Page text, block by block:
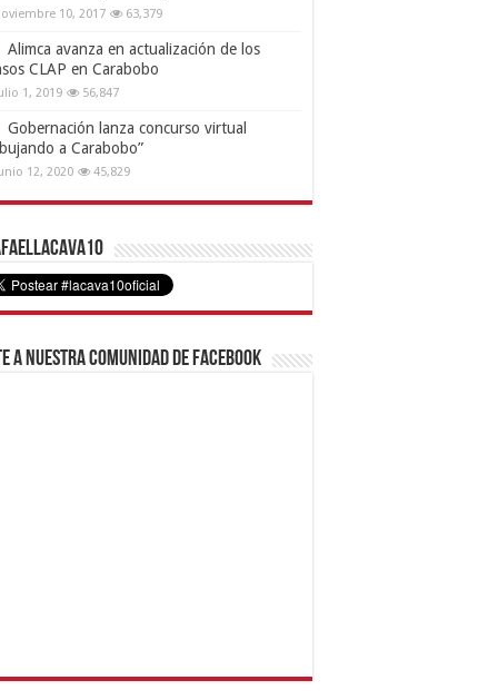
10, 2017 63,379
Alimca avanza en actualización de los
CLAP en Carabobo
1, 2019 56,847
Gobernación lanza concurso virtual
a Carabobo”
12, 2020 45,829
a nuestra comunidad de Facebook